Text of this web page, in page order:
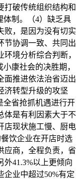
打破传统组织结构和
体制。（4）缺乏具
败，是因为没有切实
节协调一致、共同出
境分析综合判断，
康社会的决胜期，
面推进依法治省迈出
济转型升级的攻坚
全省抢抓机遇进行开
体是有利因素大于不
店现状施工慢、厨电
饮企业在开店时选
应商，全程负责，省
41.3%以上更倾向
企业中超过50%有定